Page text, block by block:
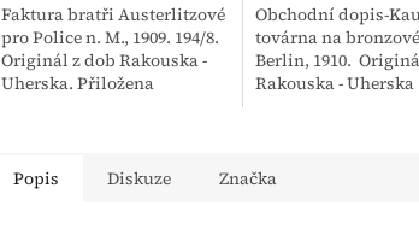
Faktura bratři Austerlitzové
pro Police n. M., 1909. 194/8.
Originál z dob Rakouska -
Uherska. Přiložena
Obchodní dopis-
továrna na
Berlin, 1910.
Rakouska - Uherska
Popis Diskuze Značka